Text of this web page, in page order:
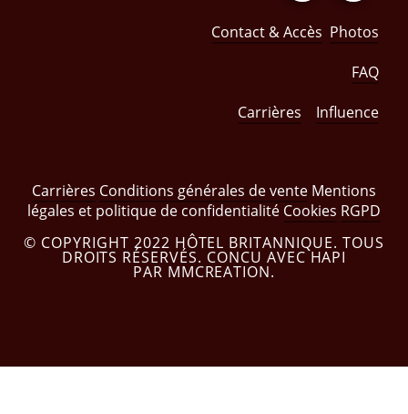
Contact & Accès Photos
FAQ
Carrières
Influence
Carrières Conditions générales de vente Mentions
légales et politique de confidentialité Cookies RGPD
© COPYRIGHT 2022 HÔTEL BRITANNIQUE. TOUS
DROITS RÉSERVÉS. CONCU AVEC HAPI
PAR MMCREATION.